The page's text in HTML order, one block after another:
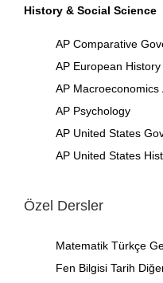
History & Social Science
AP Comparative
AP European History
AP Macroeconomics
AP Psychology
AP United States
AP United States
Özel Dersler
Matematik Türkçe
Fen Bilgisi Tarih